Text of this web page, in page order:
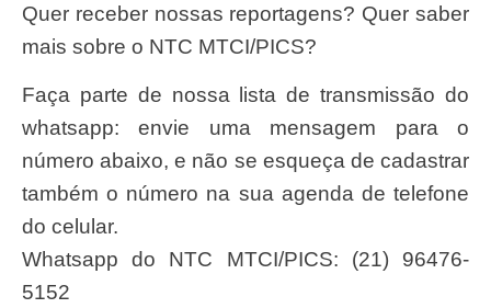
Quer receber nossas reportagens? Quer saber
mais sobre o NTC MTCI/PICS?
Faça parte de nossa lista de transmissão do
whatsapp: envie uma mensagem para o
número abaixo, e não se esqueça de cadastrar
também o número na sua agenda de telefone
do celular.
Whatsapp do NTC MTCI/PICS: (21) 96476-
5152